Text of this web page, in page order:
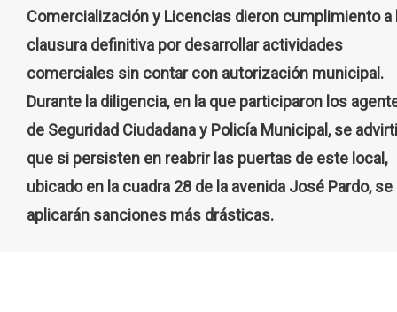
Comercialización y Licencias dieron cumplimiento a
clausura definitiva por desarrollar actividades
comerciales sin contar con autorización municipal.
Durante la diligencia, en la que participaron los
de Seguridad Ciudadana y Policía Municipal, se
que si persisten en reabrir las puertas de este local,
ubicado en la cuadra 28 de la avenida José Pardo, se
aplicarán sanciones más drásticas.